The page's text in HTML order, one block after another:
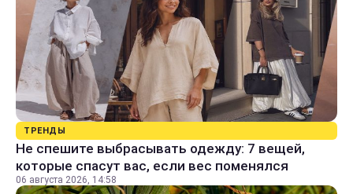
ТРЕНДЫ
Не спешите выбрасывать одежду: 7 вещей,
которые спасут вас, если вес поменялся
06 августа 2026, 14:58